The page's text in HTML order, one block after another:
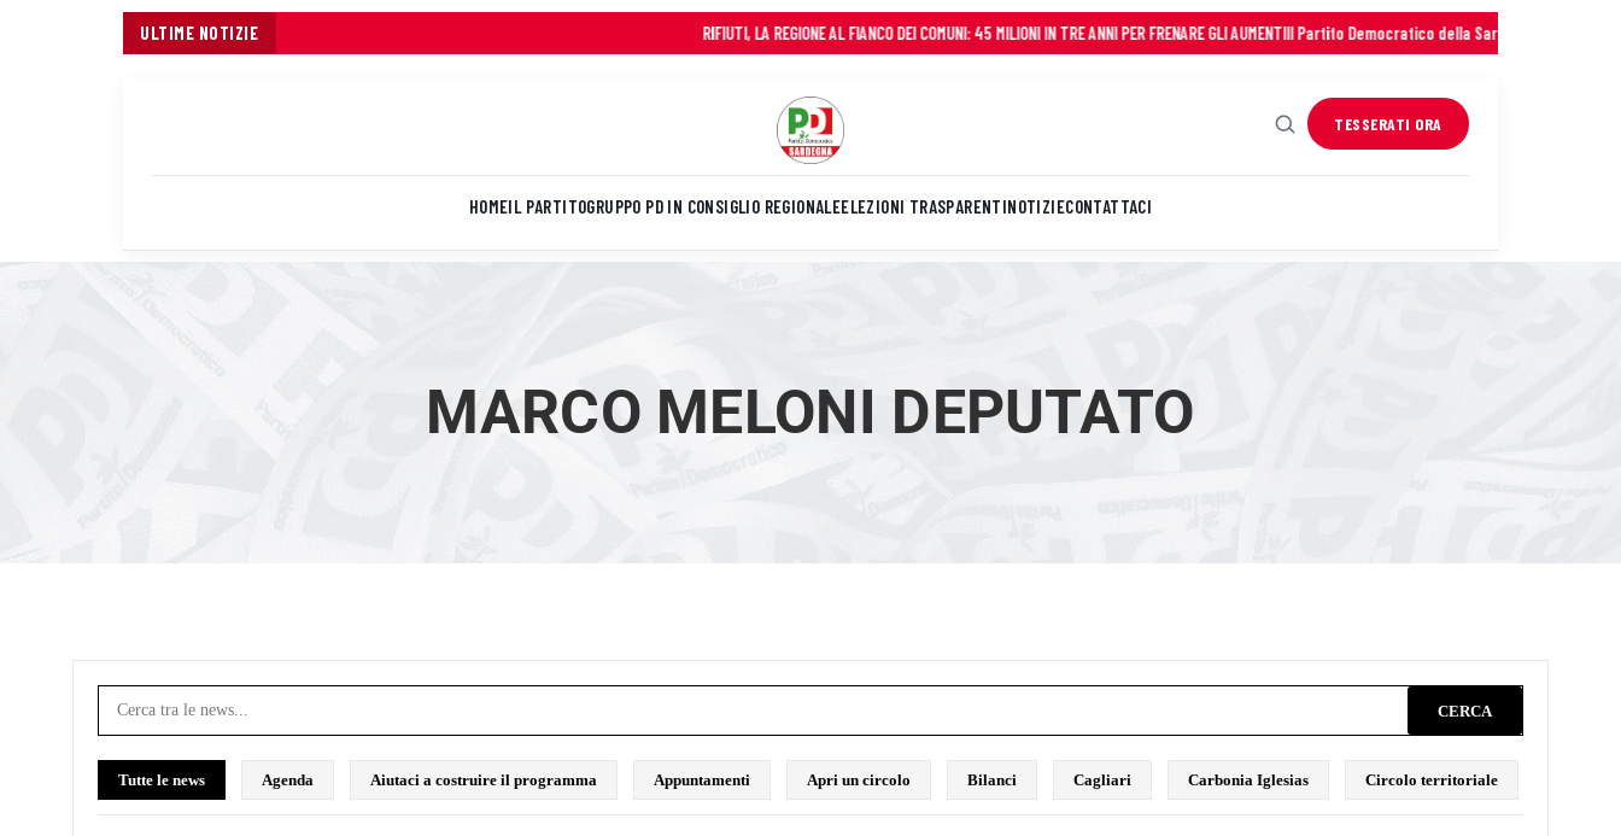
ULTIME NOTIZIE RIFIUTI, LA REGIONE AL FIANCO DEI COMUNI: 45 MILIONI IN TRE ANNI PER FRENARE GLI AUMENTIIl Partito Democratico della Sardegna saluta con
HOMEIL PARTITOGRUPPO PD IN CONSIGLIO REGIONALEELEZIONI TRASPARENTINOTIZIECONTATTACI
TESSERATI ORA
MARCO MELONI DEPUTATO
CERCA
Tutte le news Agenda Aiutaci a costruire il programma Appuntamenti Apri un circolo Bilanci Cagliari Carbonia Iglesias Circolo territoriale